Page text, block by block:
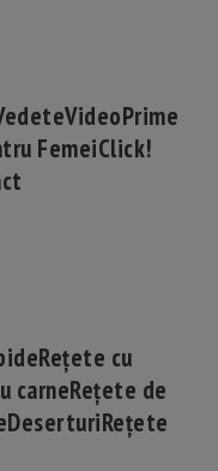
VideoPrime
FemeiClick!
Rețete cu
carneRețete de
DeserturiRețete